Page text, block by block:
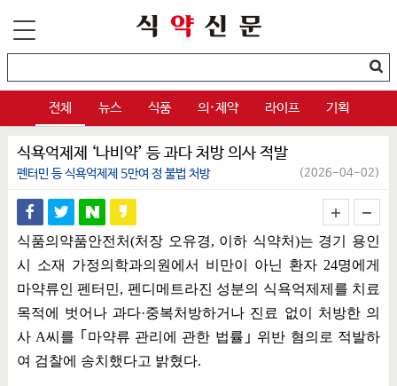
전체 뉴스 식품 의·제약 라이프 기획
식욕억제제 ‘나비약’ 등 과다 처방 의사 적발
펜터민 등 식욕억제제 5만여 정 불법 처방 (2026-04-02)
식품의약품안전처(처장 오유경, 이하 식약처)는 경기 용인
시 소재 가정의학과의원에서 비만이 아닌 환자 24명에게
마약류인 펜터민, 펜디메트라진 성분의 식욕억제제를 치료
목적에 벗어나 과다·중복처방하거나 진료 없이 처방한 의
사 A씨를 ｢ 마약류 관리에 관한 법률 ｣ 위반 혐의로 적발하
여 검찰에 송치했다고 밝혔다.